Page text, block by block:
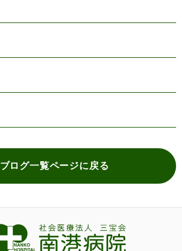
ブログ一覧ページに戻る